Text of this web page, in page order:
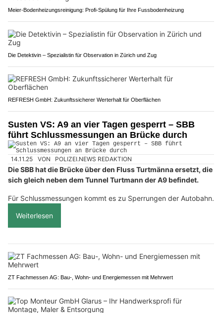
Meier-Bodenheizungsreinigung: Profi-Spülung für Ihre Fussbodenheizung
Die Detektivin – Spezialistin für Observation in Zürich und Zug
REFRESH GmbH: Zukunftssicherer Werterhalt für Oberflächen
Susten VS: A9 an vier Tagen gesperrt – SBB
führt Schlussmessungen an Brücke durch
14.11.25 VON POLIZEI.NEWS REDAKTION
Die SBB hat die Brücke über den Fluss Turtmänna ersetzt, die
sich gleich neben dem Tunnel Turtmann der A9 befindet.
Für Schlussmessungen kommt es zu Sperrungen der Autobahn.
Weiterlesen
ZT Fachmessen AG: Bau-, Wohn- und Energiemessen mit Mehrwert